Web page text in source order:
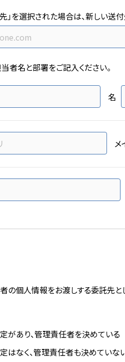
」を選択された場合は、新しい送
者名と部署をご記入ください。
名
メ
の個人情報をお渡しする委託先と
があり、管理責任者を決めている
はなく、管理責任者も決めていな